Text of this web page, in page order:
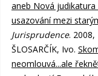
aneb Nová
usazování mezi
Jurisprudence. 2008,
ŠLOSARČÍK, Ivo.
neomlouvá...ale